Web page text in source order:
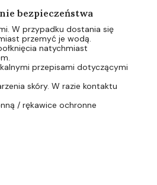
bezpieczeństwa
W przypadku dostania się
przemyć je wodą.
natychmiast
przepisami dotyczącymi
skóry. W razie kontaktu
/ rękawice ochronne